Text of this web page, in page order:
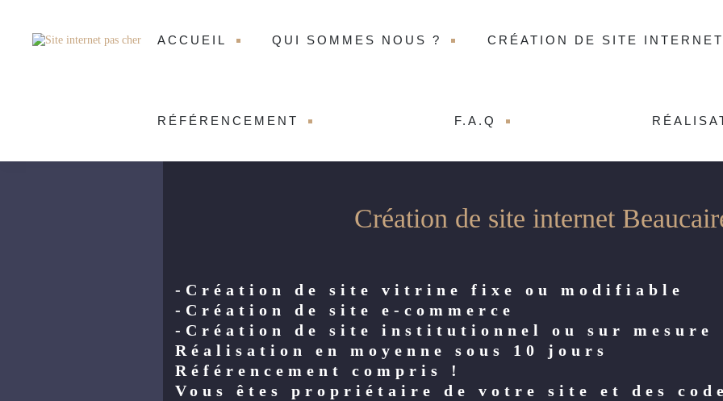
ACCUEIL QUI SOMMES NOUS ? CRÉATION DE SITE INTERNET
RÉFÉRENCEMENT F.A.Q
Création de site internet
-Création de site vitrine fixe ou modifiable
-Création de site e-commerce
-Création de site institutionnel ou sur mesure
Réalisation en moyenne sous 10 jours
Référencement compris !
Vous êtes propriétaire de votre site et des